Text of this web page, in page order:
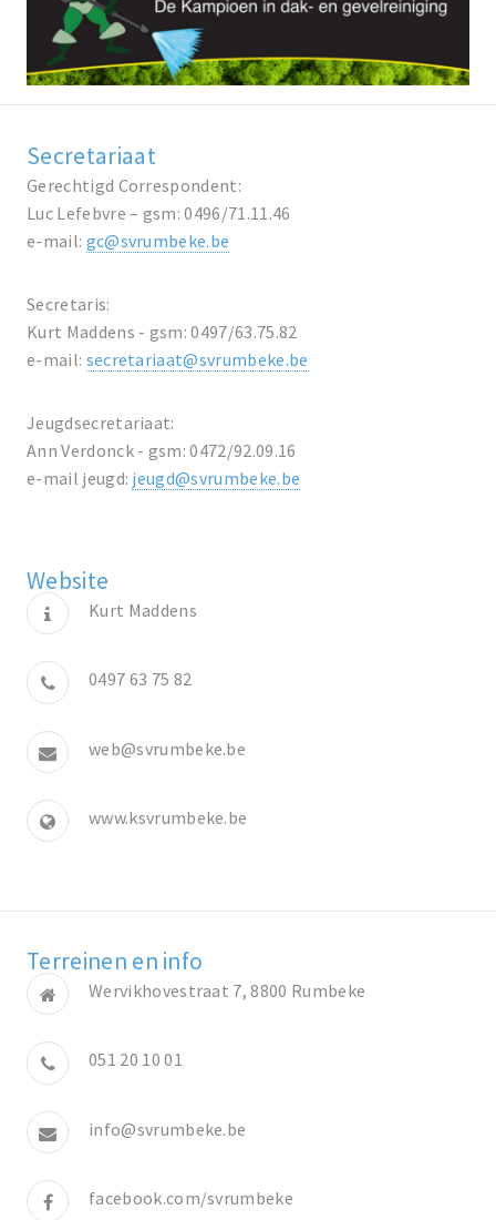
Secretariaat
Gerechtigd Correspondent:
Luc Lefebvre – gsm: 0496/71.11.46
e-mail: gc@svrumbeke.be
Secretaris:
Kurt Maddens - gsm: 0497/63.75.82
e-mail: secretariaat@svrumbeke.be
Jeugdsecretariaat:
Ann Verdonck - gsm: 0472/92.09.16
e-mail jeugd: jeugd@svrumbeke.be
Website
Kurt Maddens
0497 63 75 82
web@svrumbeke.be
www.ksvrumbeke.be
Terreinen en info
Wervikhovestraat 7, 8800 Rumbeke
051 20 10 01
info@svrumbeke.be
facebook.com/svrumbeke